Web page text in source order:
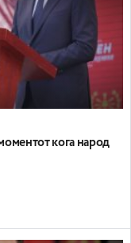
кога народ